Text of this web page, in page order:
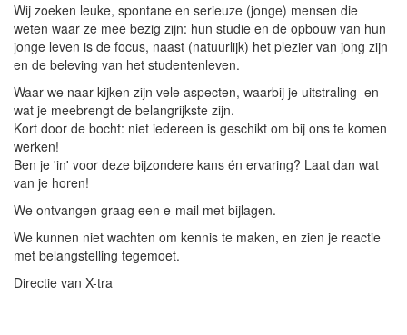
Wij zoeken leuke, spontane en serieuze (jonge) mensen die
weten waar ze mee bezig zijn: hun studie en de opbouw van hun
jonge leven is de focus, naast (natuurlijk) het plezier van jong zijn
en de beleving van het studentenleven.
Waar we naar kijken zijn vele aspecten, waarbij je uitstraling en
wat je meebrengt de belangrijkste zijn.
Kort door de bocht: niet iedereen is geschikt om bij ons te komen
werken!
Ben je 'in' voor deze bijzondere kans én ervaring? Laat dan wat
van je horen!
We ontvangen graag een e-mail met bijlagen.
We kunnen niet wachten om kennis te maken, en zien je reactie
met belangstelling tegemoet.
Directie van X-tra